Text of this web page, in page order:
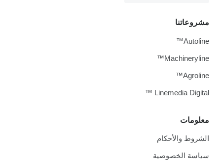
معلومات
الشروط والأحكام
سياسة الخصوصية
مشروعاتنا
Autoline™
Machineryline™
Agroline™
Linemedia Digital ™